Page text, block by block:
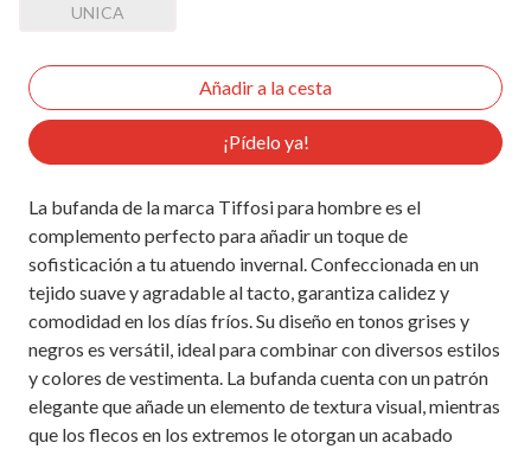
UNICA
¡Pídelo ya!
La bufanda de la marca Tiffosi para hombre es el
complemento perfecto para añadir un toque de
sofisticación a tu atuendo invernal. Confeccionada en un
tejido suave y agradable al tacto, garantiza calidez y
comodidad en los días fríos. Su diseño en tonos grises y
negros es versátil, ideal para combinar con diversos estilos
y colores de vestimenta. La bufanda cuenta con un patrón
elegante que añade un elemento de textura visual, mientras
que los flecos en los extremos le otorgan un acabado